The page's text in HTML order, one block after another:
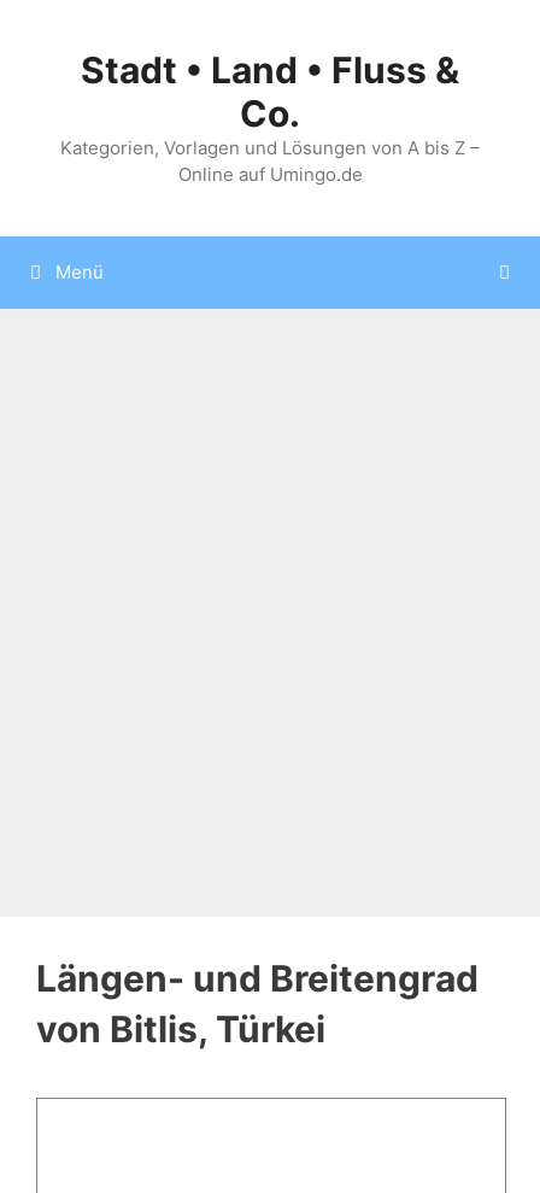
springenStadt • Land • Fluss &
Co.
Kategorien, Vorlagen und Lösungen von A bis Z –
Online auf Umingo.de
Menü
Längen- und Breitengrad
von Bitlis, Türkei